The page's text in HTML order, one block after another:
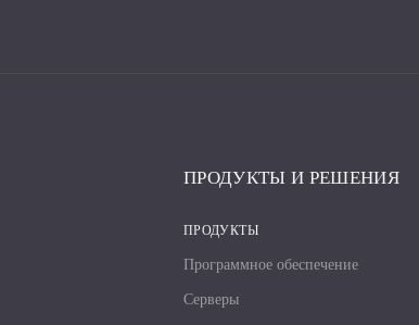
ПРОДУКТЫ И РЕШЕНИЯ
ПРОДУКТЫ
Программное обеспечение
Серверы